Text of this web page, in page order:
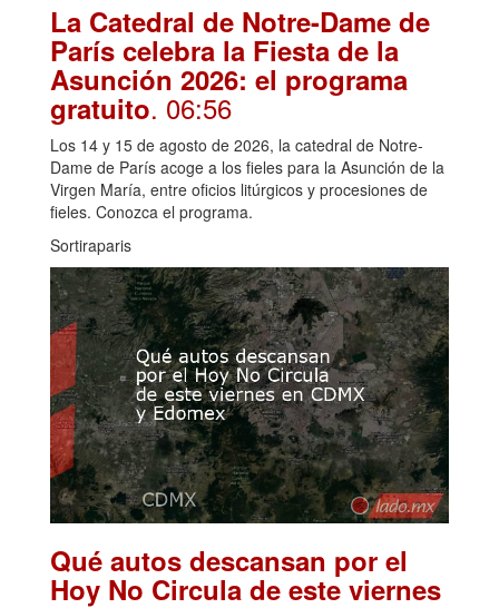
La Catedral de Notre-Dame de
París celebra la Fiesta de la
Asunción 2026: el programa
gratuito. 06:56
Los 14 y 15 de agosto de 2026, la catedral de Notre-
Dame de París acoge a los fieles para la Asunción de la
Virgen María, entre oficios litúrgicos y procesiones de
fieles. Conozca el programa.
Sortiraparis
Qué autos descansan por el
Hoy No Circula de este viernes